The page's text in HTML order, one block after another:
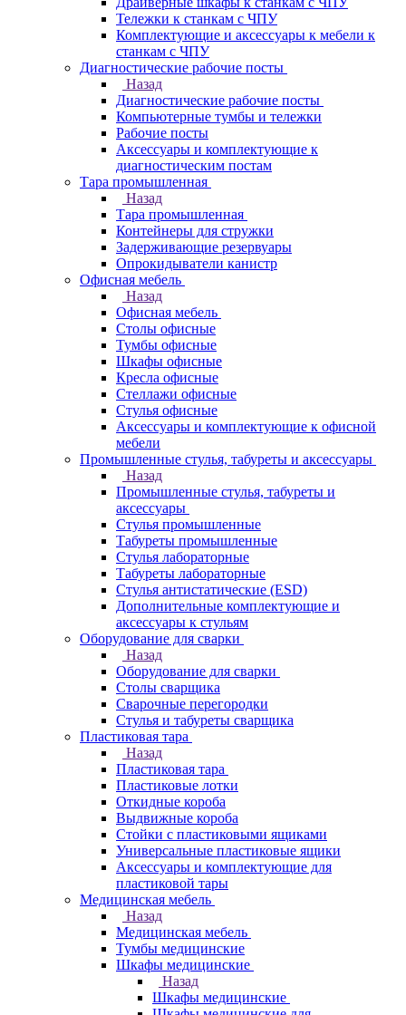
Тележки к станкам с ЧПУ
Комплектующие и аксессуары к мебели к
станкам с ЧПУ
Диагностические рабочие посты
Назад
Диагностические рабочие посты
Компьютерные тумбы и тележки
Рабочие посты
Аксессуары и комплектующие к
диагностическим постам
Тара промышленная
Назад
Тара промышленная
Контейнеры для стружки
Задерживающие резервуары
Опрокидыватели канистр
Офисная мебель
Назад
Офисная мебель
Столы офисные
Тумбы офисные
Шкафы офисные
Кресла офисные
Стеллажи офисные
Стулья офисные
Аксессуары и комплектующие к офисной
мебели
Промышленные стулья, табуреты и аксессуары
Назад
Промышленные стулья, табуреты и
аксессуары
Стулья промышленные
Табуреты промышленные
Стулья лабораторные
Табуреты лабораторные
Стулья антистатические (ESD)
Дополнительные комплектующие и
аксессуары к стульям
Оборудование для сварки
Назад
Оборудование для сварки
Столы сварщика
Сварочные перегородки
Стулья и табуреты сварщика
Пластиковая тара
Назад
Пластиковая тара
Пластиковые лотки
Откидные короба
Выдвижные короба
Стойки с пластиковыми ящиками
Универсальные пластиковые ящики
Аксессуары и комплектующие для
пластиковой тары
Медицинская мебель
Назад
Медицинская мебель
Тумбы медицинские
Шкафы медицинские
Назад
Шкафы медицинские